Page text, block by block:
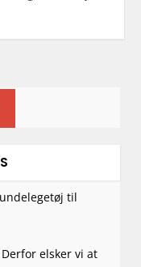
til
elsker vi at